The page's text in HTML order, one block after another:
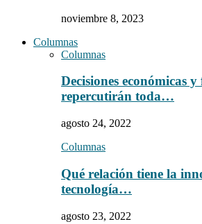
noviembre 8, 2023
Columnas
Columnas
Decisiones económicas
repercutirán toda…
agosto 24, 2022
Columnas
Qué relación tiene la
tecnología…
agosto 23, 2022